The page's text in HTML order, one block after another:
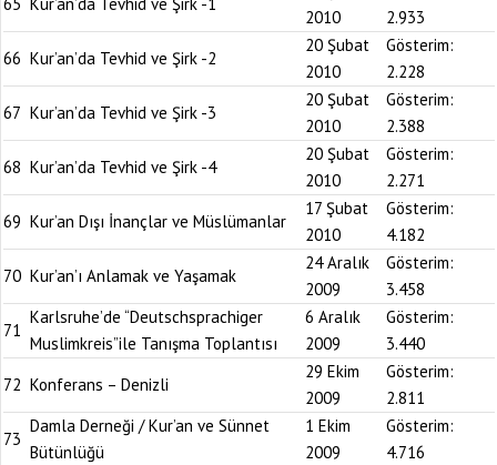
2010
2.933
66 Kur’an’da Tevhid ve Şirk -2
20 Şubat
2010
Gösterim:
2.228
67 Kur’an’da Tevhid ve Şirk -3
20 Şubat
2010
Gösterim:
2.388
68 Kur’an’da Tevhid ve Şirk -4
20 Şubat
2010
Gösterim:
2.271
69 Kur’an Dışı İnançlar ve Müslümanlar
17 Şubat
2010
Gösterim:
4.182
70 Kur’an’ı Anlamak ve Yaşamak
24 Aralık
2009
Gösterim:
3.458
71
Karlsruhe’de “Deutschsprachiger
Muslimkreis”ile Tanışma Toplantısı
6 Aralık
2009
Gösterim:
3.440
72 Konferans – Denizli
29 Ekim
2009
Gösterim:
2.811
73
Damla Derneği / Kur’an ve Sünnet
Bütünlüğü
1 Ekim
2009
Gösterim:
4.716